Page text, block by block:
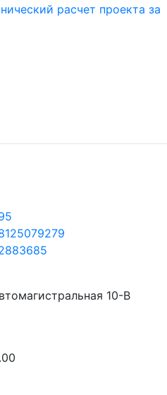
расчет проекта за
10-В